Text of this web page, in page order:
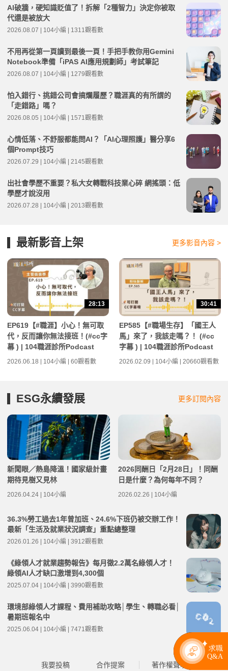
AI破牆，硬知識貶值了！拆解「2種智力」決定你被取
代還是被放大
2026.08.07 | 104小編 | 1311觀看數
不用再從第一頁讀到最後一頁！手把手教你用Gemini
Notebook準備「iPAS AI應用規劃師」考試筆記
2026.08.07 | 104小編 | 1279觀看數
怕入錯行、挑錯公司會搞爛履歷？職涯真的有所謂的
「走錯路」嗎？
2026.08.05 | 104小編 | 1571觀看數
心情低落、不舒服都能問AI？「AI心理照護」醫分享6
個Prompt技巧
2026.07.29 | 104小編 | 2145觀看數
出社會學歷不重要？私大女轉戰科技業心碎 網搖頭：低
學歷才說沒用
2026.07.28 | 104小編 | 2013觀看數
最新影音上架 更多影音內容 >
28:13
EP619【#職涯】小心！無可取
代，反而讓你無法接班！(#cc字
幕 ) | 104職涯診所Podcast
2026.06.18 | 104小編 | 60觀看數
30:41
EP585【#職場生存】「國王人
馬」來了，我該走嗎？！ (#cc
字幕 ) | 104職涯診所Podcast
2026.02.09 | 104小編 | 20660觀看數
ESG永續發展 更多訂閱內容
新聞眼／熱島降溫！國家級計畫
期待見樹又見林
2026.04.24 | 104小編
2026同酬日「2月28日」！同酬
日是什麼？為何每年不同？
2026.02.26 | 104小編
36.3%勞工過去1年曾加班、24.6%下班仍被交辦工作！
最新「生活及就業狀況調查」重點總整理
2026.01.26 | 104小編 | 3912觀看數
《綠領人才就業趨勢報告》每月徵2.2萬名綠領人才！
綠領AI人才缺口激增到4,300個
2025.07.04 | 104小編 | 3990觀看數
環境部綠領人才課程、費用補助攻略│學生、轉職必看│
暑期班報名中
2025.06.04 | 104小編 | 7471觀看數
我要投稿 合作提案 著作權聲明